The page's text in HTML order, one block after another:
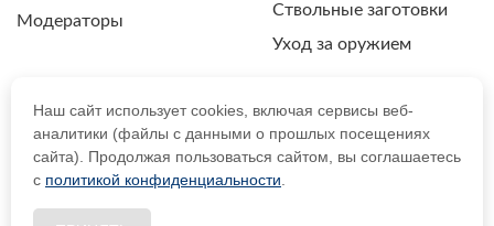
Модераторы
Ствольные заготовки
Уход за оружием
ПОЛИТИКА КОНФИДЕНЦИАЛЬНОСТИ
Наш сайт использует cookies, включая сервисы веб-
аналитики (файлы с данными о прошлых посещениях
сайта). Продолжая пользоваться сайтом, вы соглашаетесь
с политикой конфиденциальности